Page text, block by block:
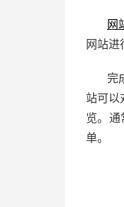
网
网站进
完
站可以
览。通
单。